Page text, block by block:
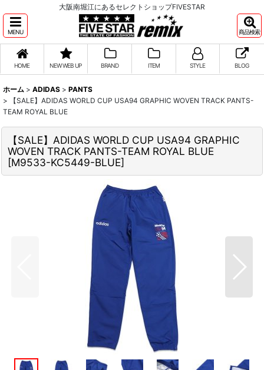
大阪南堀江にあるセレクトショップFIVESTAR
MENU 商品検索
HOME NEW WEB UP BRAND ITEM STYLE BLOG
ホーム > ADIDAS > PANTS
>
【SALE】ADIDAS WORLD CUP USA94 GRAPHIC WOVEN TRACK PANTS-
TEAM ROYAL BLUE
【SALE】ADIDAS WORLD CUP USA94 GRAPHIC
WOVEN TRACK PANTS-TEAM ROYAL BLUE
[M9533-KC5449-BLUE]